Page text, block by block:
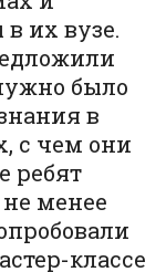
их вузе.
было
в
с чем они
ребят
менее
классе